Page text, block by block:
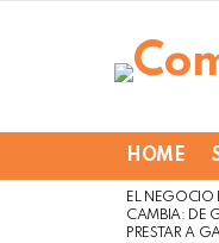
HOME
LATEST
STORIES
EL NEGOCIO
CAMBIA: DE
PRESTAR A